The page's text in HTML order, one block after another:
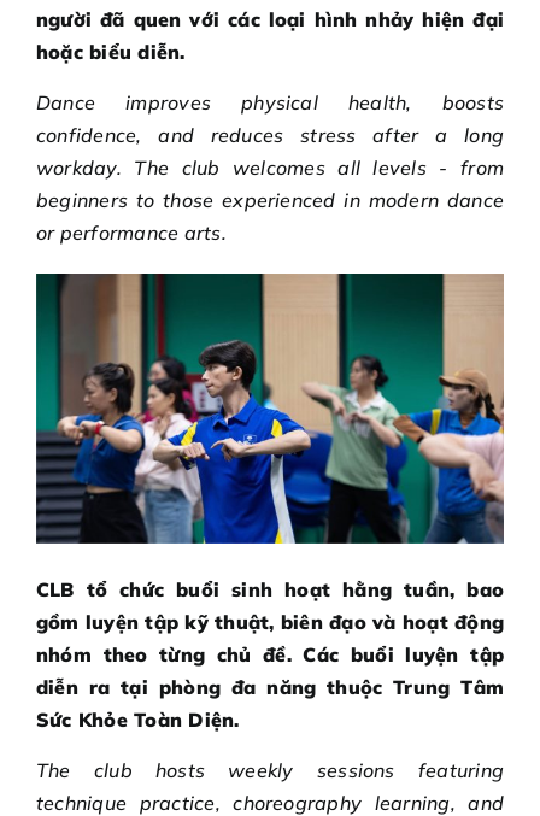
người đã quen với các loại hình nhảy hiện đại
hoặc biểu diễn.
Dance improves physical health, boosts
confidence, and reduces stress after a long
workday. The club welcomes all levels - from
beginners to those experienced in modern dance
or performance arts.
CLB tổ chức buổi sinh hoạt hằng tuần, bao
gồm luyện tập kỹ thuật, biên đạo và hoạt động
nhóm theo từng chủ đề. Các buổi luyện tập
diễn ra tại phòng đa năng thuộc Trung Tâm
Sức Khỏe Toàn Diện.
The club hosts weekly sessions featuring
technique practice, choreography learning, and